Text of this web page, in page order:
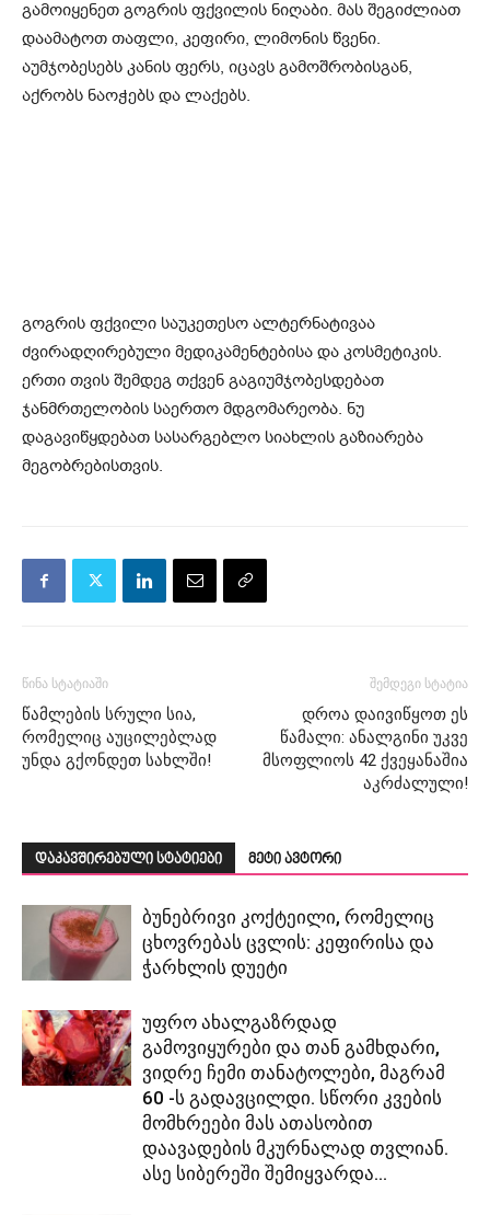
გამოიყენეთ გოგრის ფქვილის ნიღაბი. მას შეგიძლიათ
დაამატოთ თაფლი, კეფირი, ლიმონის წვენი.
აუმჯობესებს კანის ფერს, იცავს გამოშრობისგან,
აქრობს ნაოჭებს და ლაქებს.
გოგრის ფქვილი საუკეთესო ალტერნატივაა
ძვირადღირებული მედიკამენტებისა და კოსმეტიკის.
ერთი თვის შემდეგ თქვენ გაგიუმჯობესდებათ
ჯანმრთელობის საერთო მდგომარეობა. ნუ
დაგავიწყდებათ სასარგებლო სიახლის გაზიარება
მეგობრებისთვის.
წინა სტატიაში
წამლების სრული სია,
რომელიც აუცილებლად
უნდა გქონდეთ სახლში!
შემდეგი სტატია
დროა დაივიწყოთ ეს
წამალი: ანალგინი უკვე
მსოფლიოს 42 ქვეყანაშია
აკრძალული!
დაკავშირებული სტატიები მეტი ავტორი
ბუნებრივი კოქტეილი, რომელიც
ცხოვრებას ცვლის: კეფირისა და
ჭარხლის დუეტი
უფრო ახალგაზრდად
გამოვიყურები და თან გამხდარი,
ვიდრე ჩემი თანატოლები, მაგრამ
60 -ს გადავცილდი. სწორი კვების
მომხრეები მას ათასობით
დაავადების მკურნალად თვლიან.
ასე სიბერეში შემიყვარდა...